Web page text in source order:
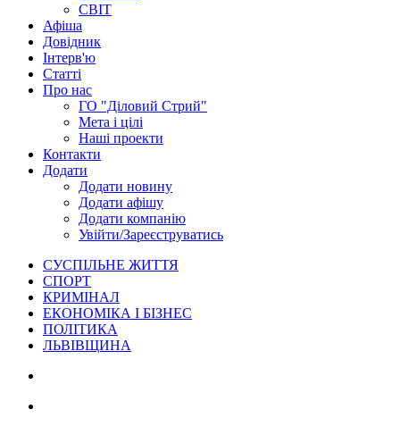
СВІТ
Афіша
Довідник
Інтерв'ю
Статті
Про нас
ГО "Діловий Стрий"
Мета і цілі
Наші проекти
Контакти
Додати
Додати новину
Додати афішу
Додати компанію
Увійти/Зареєструватись
СУСПІЛЬНЕ ЖИТТЯ
СПОРТ
КРИМІНАЛ
ЕКОНОМІКА І БІЗНЕС
ПОЛІТИКА
ЛЬВІВЩИНА